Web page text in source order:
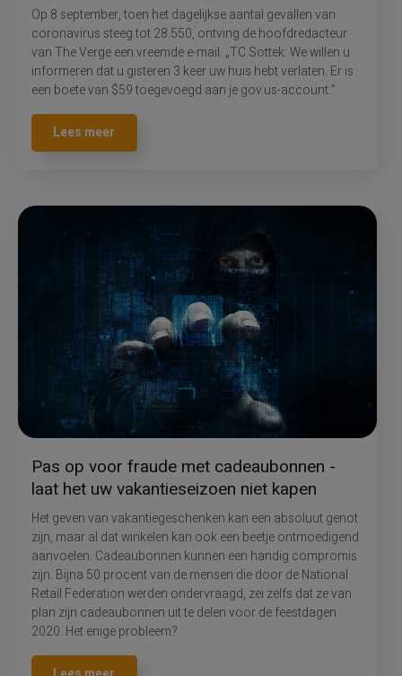
Op 8 september, toen het dagelijkse aantal gevallen van
coronavirus steeg tot 28.550, ontving de hoofdredacteur
van The Verge een vreemde e-mail. „TC Sottek: We willen u
informeren dat u gisteren 3 keer uw huis hebt verlaten. Er is
een boete van $59 toegevoegd aan je gov.us-account.”
Lees meer
Pas op voor fraude met cadeaubonnen -
laat het uw vakantieseizoen niet kapen
Het geven van vakantiegeschenken kan een absoluut genot
zijn, maar al dat winkelen kan ook een beetje ontmoedigend
aanvoelen. Cadeaubonnen kunnen een handig compromis
zijn. Bijna 50 procent van de mensen die door de National
Retail Federation werden ondervraagd, zei zelfs dat ze van
plan zijn cadeaubonnen uit te delen voor de feestdagen
2020. Het enige probleem?